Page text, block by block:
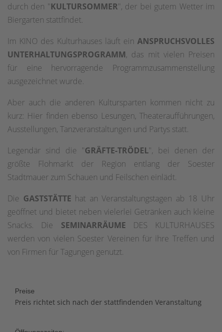
durch den "KULTURSOMMER", der bei gutem Wetter im
Biergarten stattfindet.
Im KINO des Kulturhauses läuft ein ANSPRUCHSVOLLES
UNTERHALTUNGSPROGRAMM, das mit vielen Preisen
für eine hervorragende Programmzusammenstellung
ausgezeichnet wurde.
Aber auch die anderen Kultursparten kommen nicht zu
kurz: Hier finden ebenso Lesungen, Theateraufführungen,
Ausstellungen, Tanzveranstaltungen und Partys statt.
Legendär sind die "GRÄFTE-TRÖDEL", bei denen der
größte Flohmarkt der Region entlang der Soester
Stadtmauer zum Schauen und Feilschen einlädt.
Die GASTSTÄTTE hat an Veranstaltungstagen ab 18 Uhr
geöffnet und bietet neben vielerlei Getränken auch kleine
Snacks. Die SEMINARRÄUME DES KULTURHAUSES
werden von vielen Soester Vereinen für ihre Treffen und
von Firmen für Tagungen genutzt.
Preise
Preis richtet sich nach der stattfindenden Veranstaltung